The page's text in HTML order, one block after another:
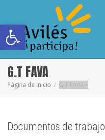
Abrir barra de herramientas
G.T FAVA
Página de inicio G.T FAVA
Documentos de trabajo